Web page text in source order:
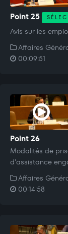
Point 25
Avis sur les
Affaires
00:09:51
Point 26
Modalités de
d'assistance
Affaires
00:14:58